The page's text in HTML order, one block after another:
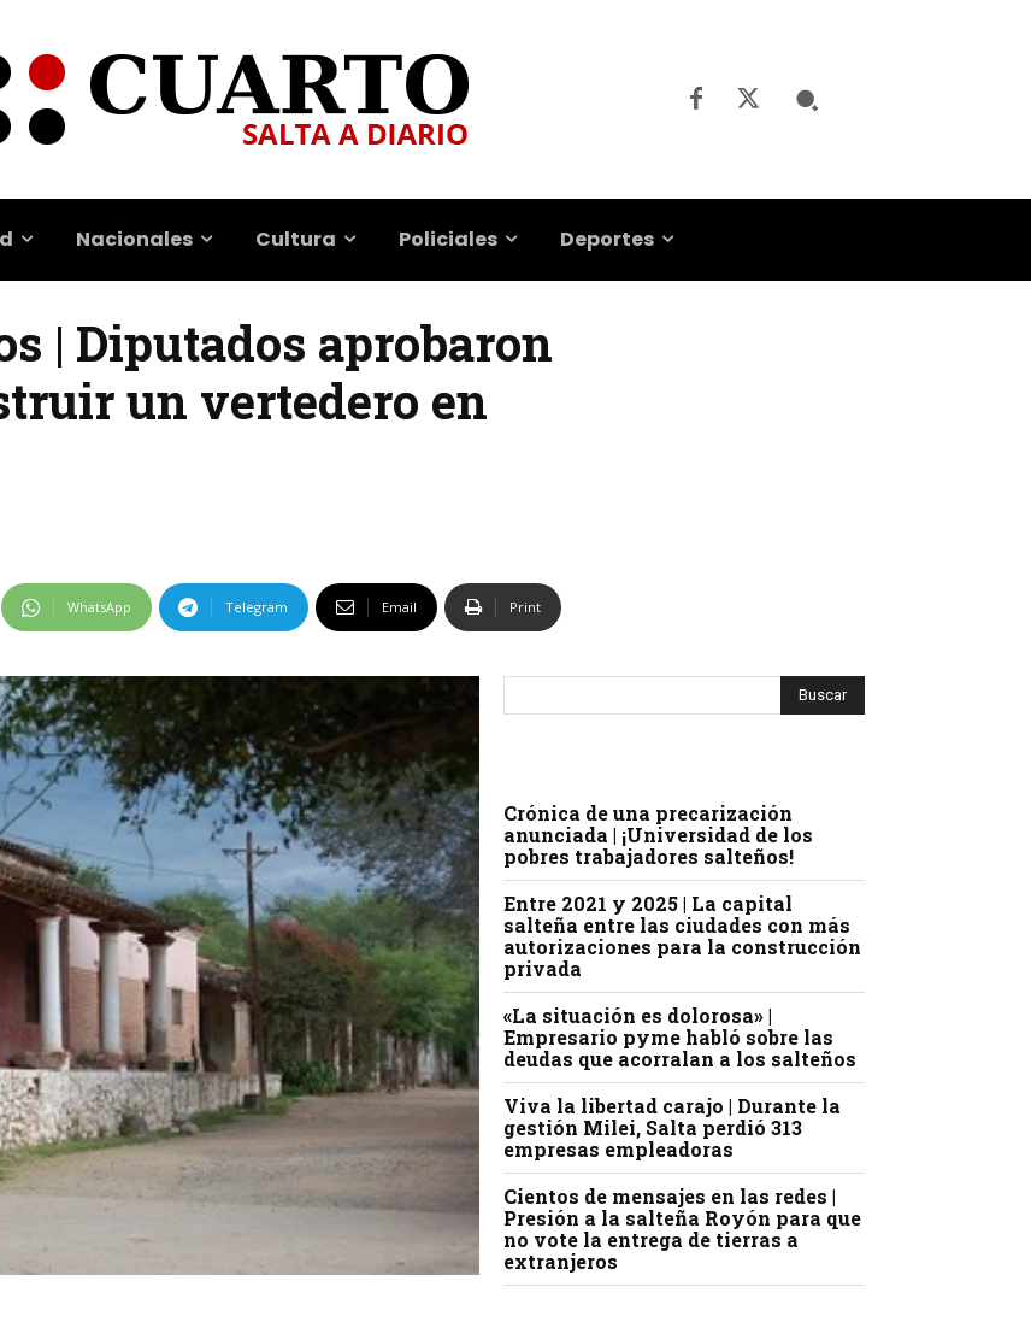
Nacionales Cultura Policiales Deportes
| Diputados aprobaron
un vertedero en
WhatsApp Telegram Email Print
Crónica de una precarización
anunciada | ¡Universidad de los
pobres trabajadores salteños!
Entre 2021 y 2025 | La capital
salteña entre las ciudades con más
autorizaciones para la construcción
privada
«La situación es dolorosa» |
Empresario pyme habló sobre las
deudas que acorralan a los salteños
Viva la libertad carajo | Durante la
gestión Milei, Salta perdió 313
empresas empleadoras
Cientos de mensajes en las redes |
Presión a la salteña Royón para que
no vote la entrega de tierras a
extranjeros